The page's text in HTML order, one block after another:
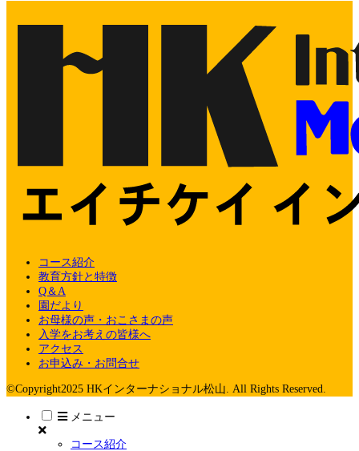
事
コース紹介
教育方針と特徴
Q＆A
園だより
お母様の声・おこさまの声
入学をお考えの皆様へ
アクセス
お申込み・お問合せ
©Copyright2025 HKインターナショナル松山. All Rights Reserved.
メニュー
コース紹介